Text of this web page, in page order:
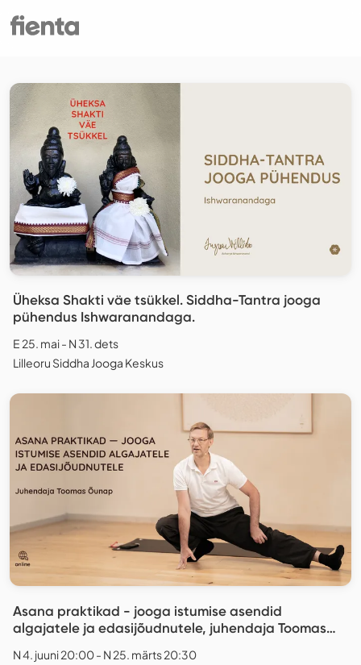
Üheksa Shakti väe tsükkel. Siddha-Tantra jooga
pühendus Ishwaranandaga.
E 25. mai - N 31. dets
Lilleoru Siddha Jooga Keskus
Asana praktikad - jooga istumise asendid
algajatele ja edasijõudnutele, juhendaja Toomas
N 4. juuni 20:00 - N 25. märts 20:30